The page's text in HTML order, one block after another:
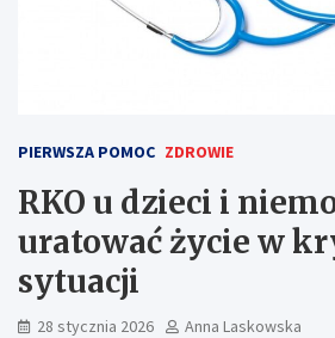
PIERWSZA POMOC ZDROWIE
RKO u dzieci i
uratować życie w
sytuacji
28 stycznia 2026 Anna Laskowska